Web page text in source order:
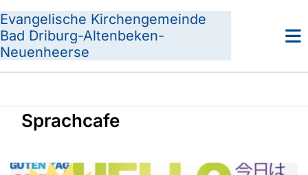
Evangelische Kirchengemeinde
Bad Driburg-Altenbeken-
Neuenheerse
Sprachcafe